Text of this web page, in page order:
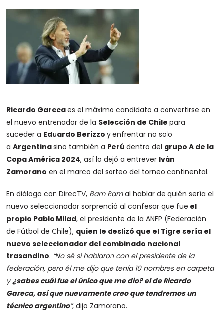
Ricardo Garecaes el máximo candidato a convertirse en
el nuevo entrenador de la Selección de Chile para
suceder a Eduardo Berizzoy enfrentar no solo
aArgentinasino también a Perúdentro del grupo A de la
Copa América 2024, así lo dejó a entrever Iván
Zamorano en el marco del sorteo del torneo continental.
En diálogo con DirecTV, Bam Bamal hablar de quién sería el
nuevo seleccionador sorprendió al confesar que fue el
propio Pablo Milad, el presidente de la ANFP (Federación
de Fútbol de Chile), quien le deslizó que el Tigre sería el
nuevo seleccionador del combinado nacional
trasandino. “No sé si hablaron con el presidente de la
federación, pero él me dijo que tenía 10 nombres en carpeta
y¿sabes cuál fue el único que me dio? el de Ricardo
Gareca, así que nuevamente creo que tendremos un
técnico argentino”, dijo Zamorano.